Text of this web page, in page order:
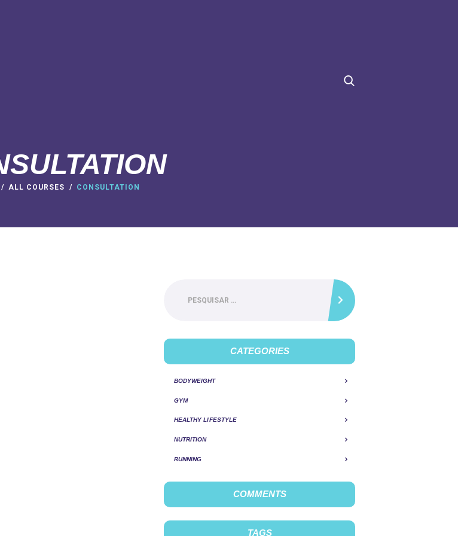
ALL COURSES CONSULTATION
CATEGORIES
BODYWEIGHT
GYM
HEALTHY LIFESTYLE
NUTRITION
RUNNING
COMMENTS
TAGS